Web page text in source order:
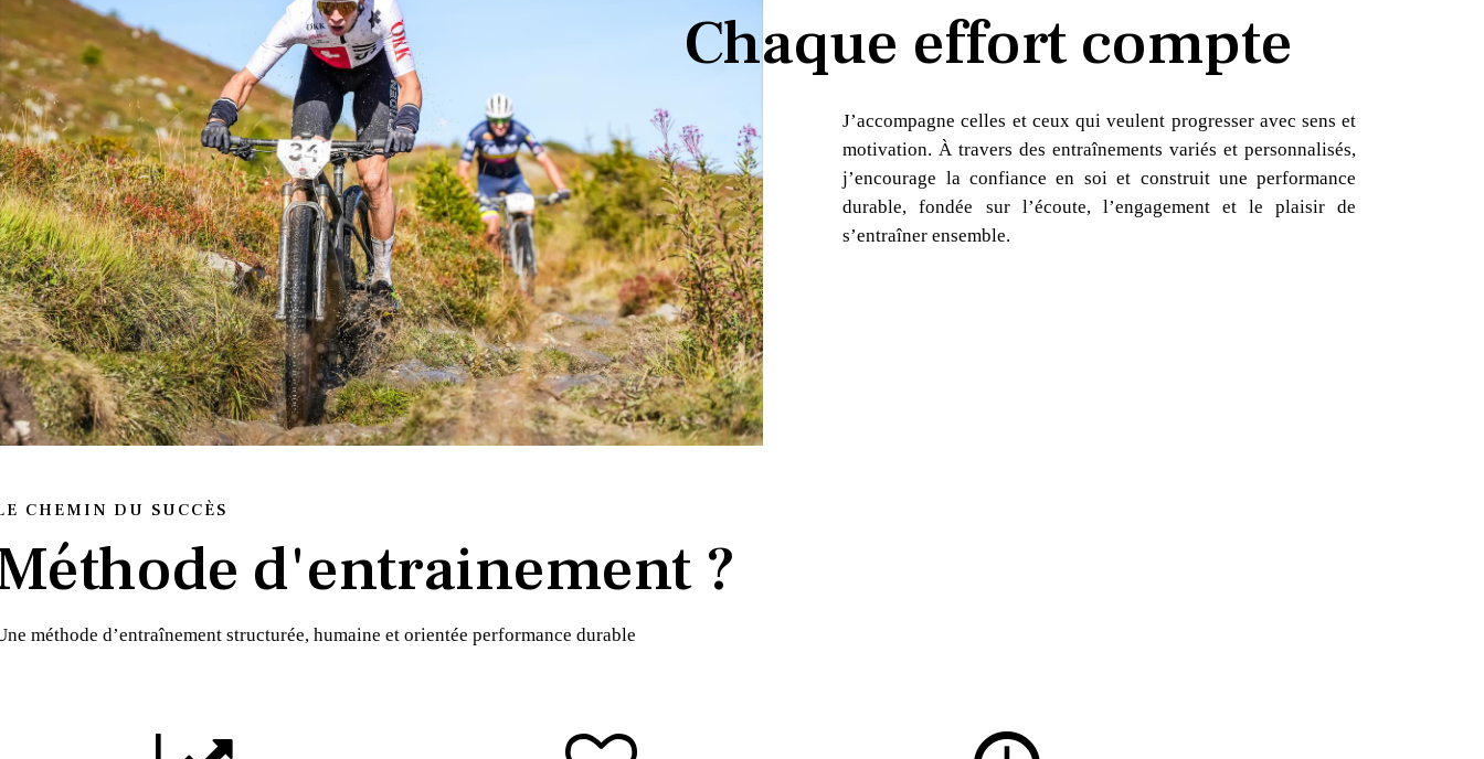
Chaque effort compte
J’accompagne celles et ceux qui veulent progresser avec sens et
motivation. À travers des entraînements variés et personnalisés,
j’encourage la confiance en soi et construit une performance
durable, fondée sur l’écoute, l’engagement et le plaisir de
s’entraîner ensemble.
CHEMIN DU SUCCÈS
d'entrainement ?
méthode d’entraînement structurée, humaine et orientée performance durable